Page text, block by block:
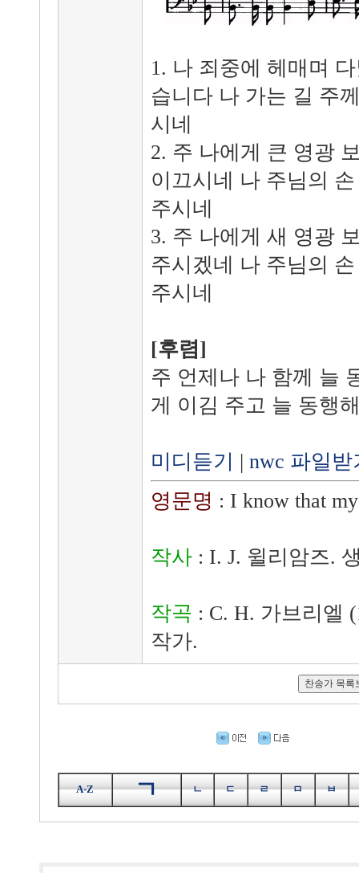
1. 나 죄중에 헤매며
습니다 나 가는 길 주
시네
2. 주 나에게 큰 영광
이끄시네 나 주님의
주시네
3. 주 나에게 새 영광
주시겠네 나 주님의
주시네
[후렴]
주 언제나 나 함께 늘
게 이김 주고 늘 동행
미디듣기 | nwc 파일받
영문명 : I know that
작사: I. J. 윌리암즈.
작곡 : C. H. 가브리엘
작가.
A-Z ㄱ ㄴ ㄷ ㄹ ㅁ ㅂ